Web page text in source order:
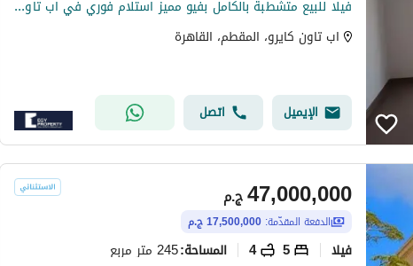
فيلا للبيع متشطبة بالكامل بفيو مميز استلام فوري في اب تاون كايرو - المقطم Uptown Cairo
اب تاون كايرو، المقطم، القاهرة
الإيميل اتصل
ج.م47,000,000
الدفعة المقدّمة: 17,500,000 ج.م
فیلا 5
4 المساحة:245 متر مربع